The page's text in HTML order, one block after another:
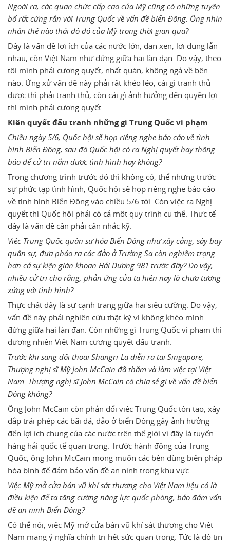
Ngoài ra, các quan chức cấp cao của Mỹ cũng có những tuyên
bố rất cứng rắn với Trung Quốc về vấn đề biển Đông. Ông nhìn
nhận thế nào thái độ đó của Mỹ trong thời gian qua?
Đây là vấn đề lợi ích của các nước lớn, đan xen, lợi dụng lẫn
nhau, còn Việt Nam như đứng giữa hai làn đạn. Do vậy, theo
tôi mình phải cương quyết, nhất quán, không ngả về bên
nào. Ứng xử vấn đề này phải rất khéo léo, cái gì tranh thủ
được thì phải tranh thủ, còn cái gì ảnh hưởng đến quyền lợi
thì mình phải cương quyết.
Kiên quyết đấu tranh những gì Trung Quốc vi phạm
Chiều ngày 5/6, Quốc hội sẽ họp riêng nghe báo cáo về tình
hình Biển Đông, sau đó Quốc hội có ra Nghị quyết hay thông
báo để cử tri nắm được tình hình hay không?
Trong chương trình trước đó thì không có, thế nhưng trước
sự phức tạp tình hình, Quốc hội sẽ họp riêng nghe báo cáo
về tình hình Biển Đông vào chiều 5/6 tới. Còn việc ra Nghị
quyết thì Quốc hội phải có cả một quy trình cụ thể. Thực tế
đây là vấn đề cần phải cân nhắc kỹ.
Việc Trung Quốc quân sự hóa Biển Đông như xây cảng, sây bay
quân sự, đưa pháo ra các đảo ở Trường Sa còn nghiêm trọng
hơn cả sự kiện giàn khoan Hải Dương 981 trước đây? Do vậy,
nhiều cử tri cho rằng, phản ứng của ta hiện nay là chưa tương
xứng với tình hình?
Thực chất đây là sự cạnh trang giữa hai siêu cường. Do vậy,
vấn đề này phải nghiên cứu thật kỹ vì không khéo mình
đứng giữa hai làn đạn. Còn những gì Trung Quốc vi phạm thì
đương nhiên Việt Nam cương quyết đấu tranh.
Trước khi sang đối thoại Shangri-La diễn ra tại Singapore,
Thượng nghị sĩ Mỹ John McCain đã thăm và làm việc tại Việt
Nam. Thượng nghị sĩ John McCain có chia sẻ gì về vấn đề biển
Đông không?
Ông John McCain còn phản đối việc Trung Quốc tôn tạo, xây
đắp trái phép các bãi đá, đảo ở biển Đông gây ảnh hưởng
đến lợi ích chung của các nước trên thế giới vì đây là tuyến
hàng hải quốc tế quan trọng. Trước hành động của Trung
Quốc, ông John McCain mong muốn các bên dùng biện pháp
hòa bình để đảm bảo vấn đề an ninh trong khu vực.
Việc Mỹ mở cửa bán vũ khí sát thương cho Việt Nam liệu có là
điều kiện để ta tăng cường năng lực quốc phòng, bảo đảm vấn
đề an ninh Biển Đông?
Có thể nói, việc Mỹ mở cửa bán vũ khí sát thương cho Việt
Nam mang ý nghĩa chính trị hết sức quan trọng. Tức là độ tin